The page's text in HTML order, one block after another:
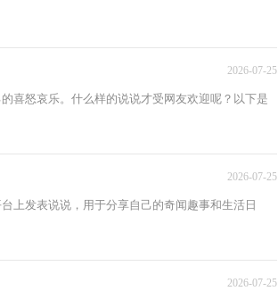
2026-07-25
喜怒哀乐。什么样的说说才受网友欢迎呢？以下是
2026-07-25
上发表说说，用于分享自己的奇闻趣事和生活日
2026-07-25